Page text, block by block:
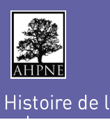
Histoire de
nature